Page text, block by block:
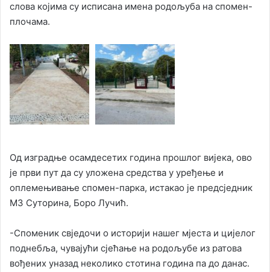
слова којима су исписана имена родољуба на спомен-
плочама.
Од изградње осамдесетих година прошлог вијека, ово
је први пут да су уложена средства у уређење и
оплемењивање спомен-парка, истакао је предсједник
МЗ Суторина, Боро Лучић.
-Споменик свједочи о историји нашег мјеста и цијелог
поднебља, чувајући сјећање на родољубе из ратова
вођених уназад неколико стотина година па до данас.